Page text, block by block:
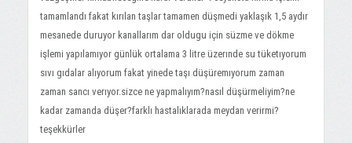
tamamlandı fakat kırılan taşlar tamamen düşmedi yaklaşık 1,5 aydır
mesanede duruyor kanallarım dar oldugu için süzme ve dökme
işlemi yapılamıyor günlük ortalama 3 litre üzerınde su tüketıyorum
sıvı gıdalar alıyorum fakat yinede taşı düşüremıyorum zaman
zaman sancı verıyor.sizce ne yapmalıyım?nasıl düşürmeliyim?ne
kadar zamanda düşer?farklı hastalıklarada meydan verirmi?
teşekkürler